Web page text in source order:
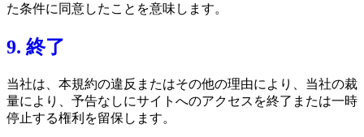
た条件に同意したことを意味します。
9. 終了
当社は、本規約の違反またはその他の理由により、当社の裁
量により、予告なしにサイトへのアクセスを終了または一時
停止する権利を留保します。